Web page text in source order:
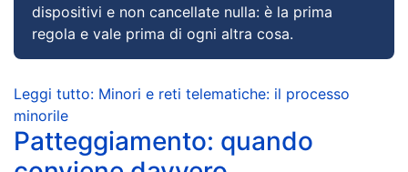
dispositivi e non cancellate nulla: è la prima
regola e vale prima di ogni altra cosa.
Leggi tutto: Minori e reti telematiche: il processo
minorile
Patteggiamento: quando